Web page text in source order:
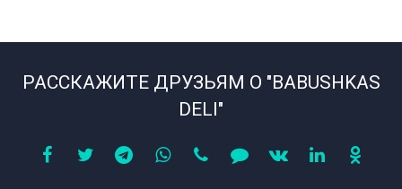
РАССКАЖИТЕ ДРУЗЬЯМ О "BABUSHKAS
DELI"